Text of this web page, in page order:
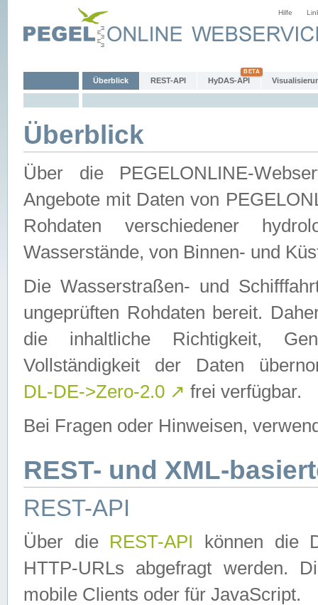
Hilfe
Überblick REST-API HyDAS-API
Überblick
Über die PEGELONLINE-
Angebote mit Daten von
Rohdaten verschiedener
Wasserstände, von Binnen- und
Die Wasserstraßen- und
ungeprüften Rohdaten bereit.
die inhaltliche Richtigkeit,
Vollständigkeit der Daten
DL-DE->Zero-2.0 ↗ frei verfügbar.
Bei Fragen oder Hinweisen,
REST- und XML-
REST-API
Über die REST-API können die
HTTP-URLs abgefragt werden.
mobile Clients oder für JavaScript.